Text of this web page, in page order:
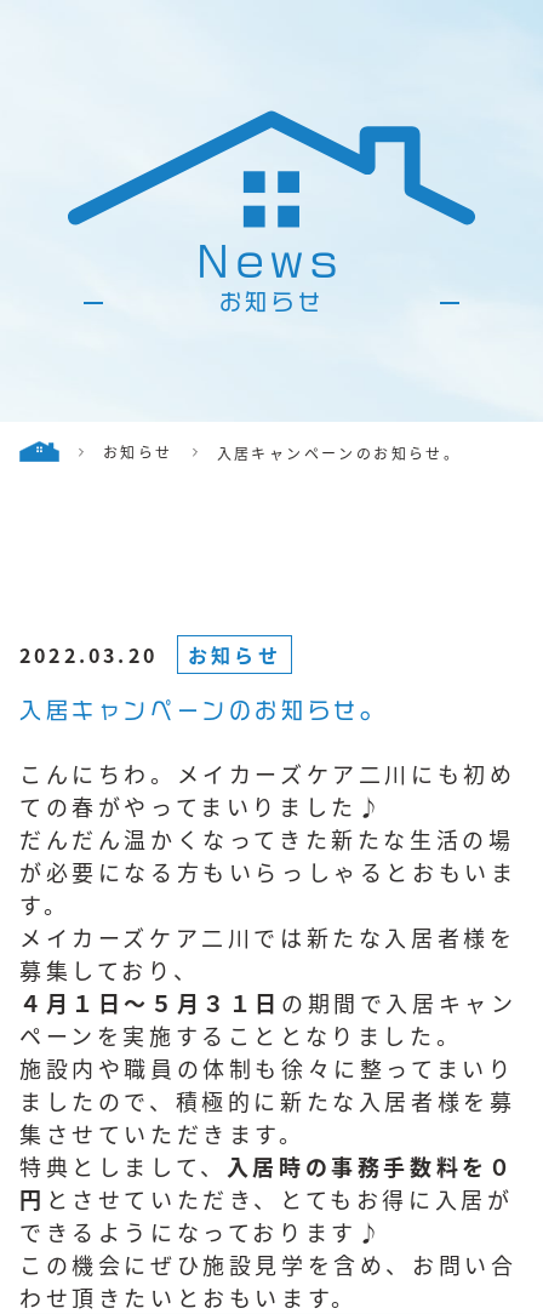
News
お知らせ
お知らせ 入居キャンペーンのお知らせ。
2022.03.20 お知らせ
入居キャンペーンのお知らせ。
こんにちわ。メイカーズケア二川にも初め
ての春がやってまいりました♪
だんだん温かくなってきた新たな生活の場
が必要になる方もいらっしゃるとおもいま
す。
メイカーズケア二川では新たな入居者様を
募集しており、
４月１日～５月３１日 の期間で入居キャン
ペーンを実施することとなりました。
施設内や職員の体制も徐々に整ってまいり
ましたので、積極的に新たな入居者様を募
集させていただきます。
特典としまして、 入居時の事務手数料を０
円 とさせていただき、とてもお得に入居が
できるようになっております♪
この機会にぜひ施設見学を含め、お問い合
わせ頂きたいとおもいます。